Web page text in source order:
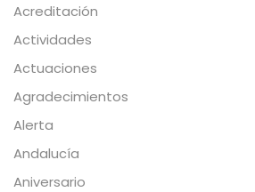
Acreditación
Actividades
Actuaciones
Agradecimientos
Alerta
Andalucía
Aniversario